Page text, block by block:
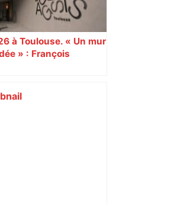
à Toulouse. « Un mur
» : François